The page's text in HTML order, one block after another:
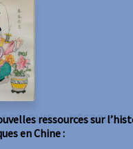
NÉCROLOGIE
ressources sur
en Chine :